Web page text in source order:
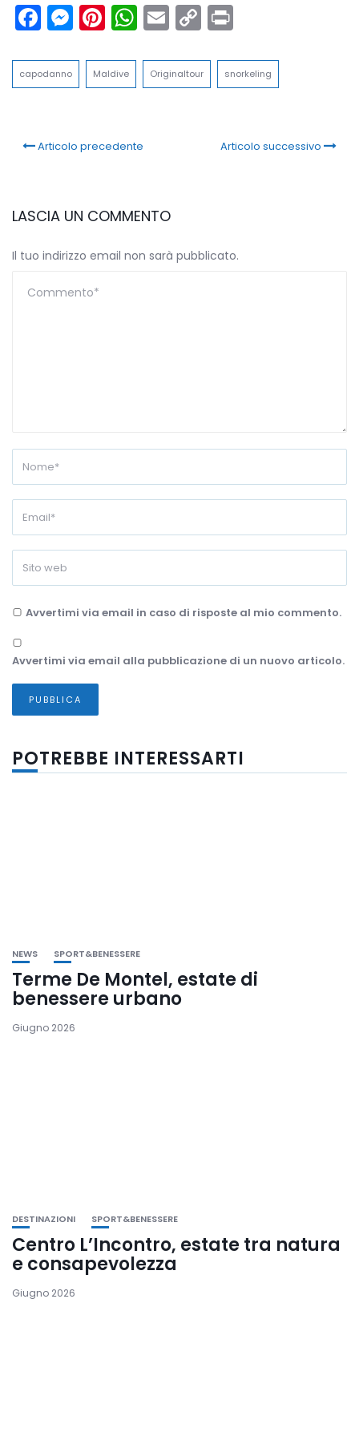
Facebook
Messenger
Pinterest
WhatsApp
Email
Copy
capodanno Maldive Originaltour snorkeling
Articolo precedente Articolo successivo
LASCIA UN COMMENTO
Il tuo indirizzo email non sarà pubblicato.
Avvertimi via email in caso di risposte al mio commento.
Avvertimi via email alla pubblicazione di un nuovo articolo.
POTREBBE INTERESSARTI
NEWS SPORT&BENESSERE
Terme De Montel, estate di
benessere urbano
Giugno 2026
DESTINAZIONI SPORT&BENESSERE
Centro L’Incontro, estate tra natura
e consapevolezza
Giugno 2026